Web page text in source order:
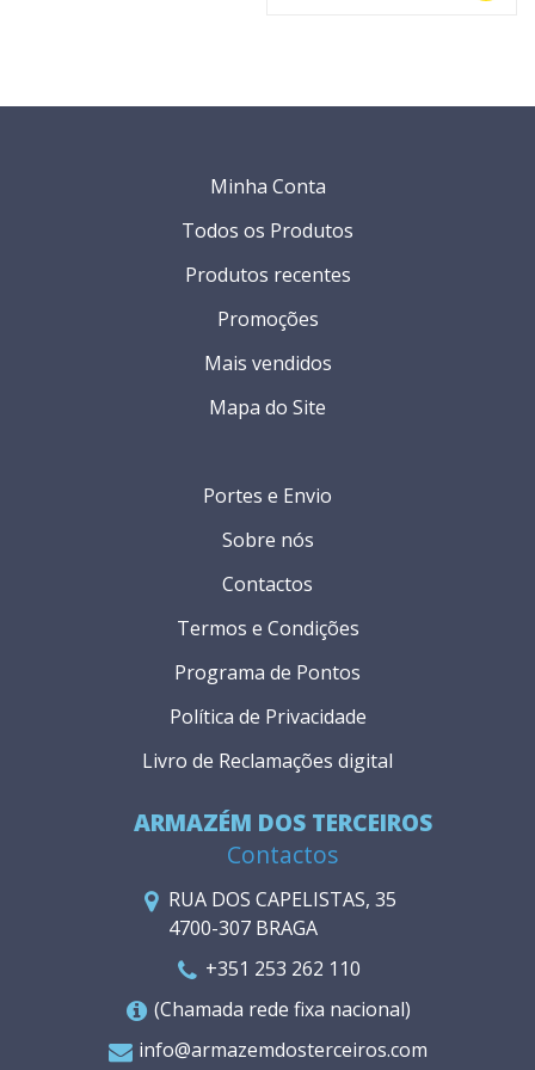
ARMAZÉM DOS TERCEIROS
Contactos
RUA DOS CAPELISTAS, 35
4700-307 BRAGA
+351 253 262 110
(Chamada rede fixa nacional)
info@armazemdosterceiros.com
Portes e Envio
Sobre nós
Contactos
Termos e Condições
Programa de Pontos
Política de Privacidade
Livro de Reclamações digital
Minha Conta
Todos os Produtos
Produtos recentes
Promoções
Mais vendidos
Mapa do Site